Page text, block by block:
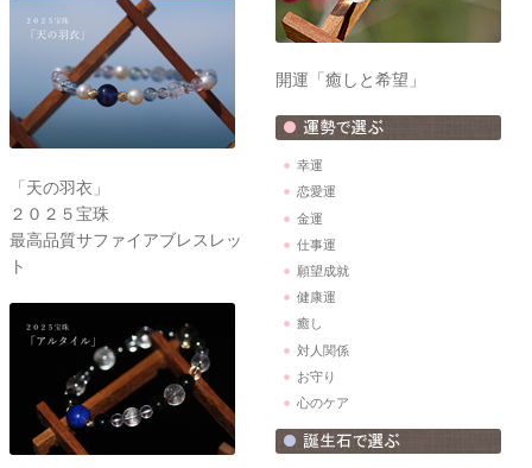
「天の羽衣」
２０２５宝珠
最高品質サファイアブレスレッ
ト
開運「癒しと希望」
幸運
恋愛運
金運
仕事運
願望成就
健康運
癒し
対人関係
お守り
心のケア